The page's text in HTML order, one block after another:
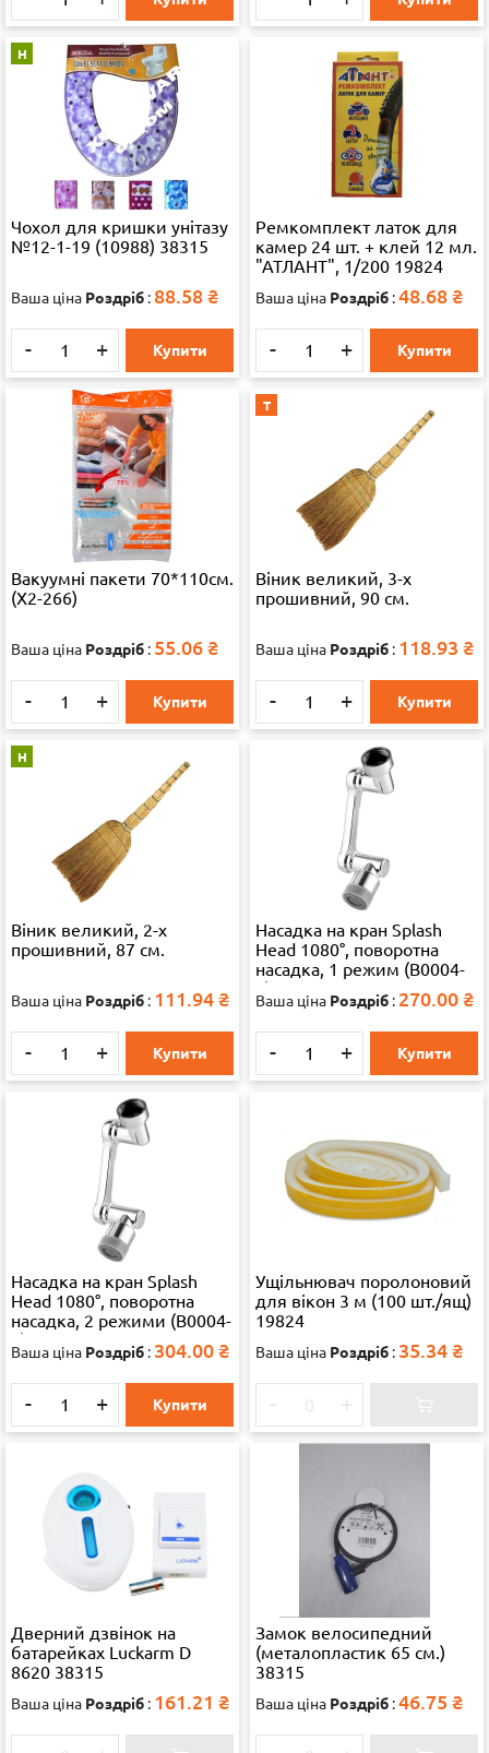
Н
Чохол для кришки унітазу
№12-1-19 (10988) 38315
Ваша ціна Роздріб : 88.58 ₴
- + Купити
Ремкомплект латок для
камер 24 шт. + клей 12 мл.
"АТЛАНТ", 1/200 19824
Ваша ціна Роздріб :48.68 ₴
- + Купити
Вакуумні пакети 70*110см.
(Х2-266)
Ваша ціна Роздріб : 55.06 ₴
- + Купити
Т
Віник великий, 3-х
прошивний, 90 см.
Ваша ціна Роздріб : 118.93 ₴
- + Купити
Н
Віник великий, 2-х
прошивний, 87 см.
Ваша ціна Роздріб : 111.94 ₴
- + Купити
Насадка на кран Splash
Head 1080°, поворотна
насадка, 1 режим (B0004-
1)
Ваша ціна Роздріб : 270.00 ₴
- + Купити
Насадка на кран Splash
Head 1080°, поворотна
насадка, 2 режими (B0004-
2)
Ваша ціна Роздріб : 304.00 ₴
- + Купити
Ущільнювач поролоновий
для вікон 3 м (100 шт./ящ)
19824
Ваша ціна Роздріб : 35.34 ₴
Дверний дзвінок на
батарейках Luckarm D
8620 38315
Ваша ціна Роздріб : 161.21 ₴
Замок велосипедний
(металопластик 65 см.)
38315
Ваша ціна Роздріб :46.75 ₴